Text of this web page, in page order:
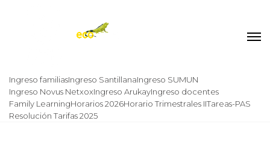
Ingreso familiasIngreso SantillanaIngreso SUMUN
Ingreso Novus NetxoxIngreso ArukayIngreso docentes
Family LearningHorarios 2026Horario Trimestrales IITareas-PAS
Resolución Tarifas 2025